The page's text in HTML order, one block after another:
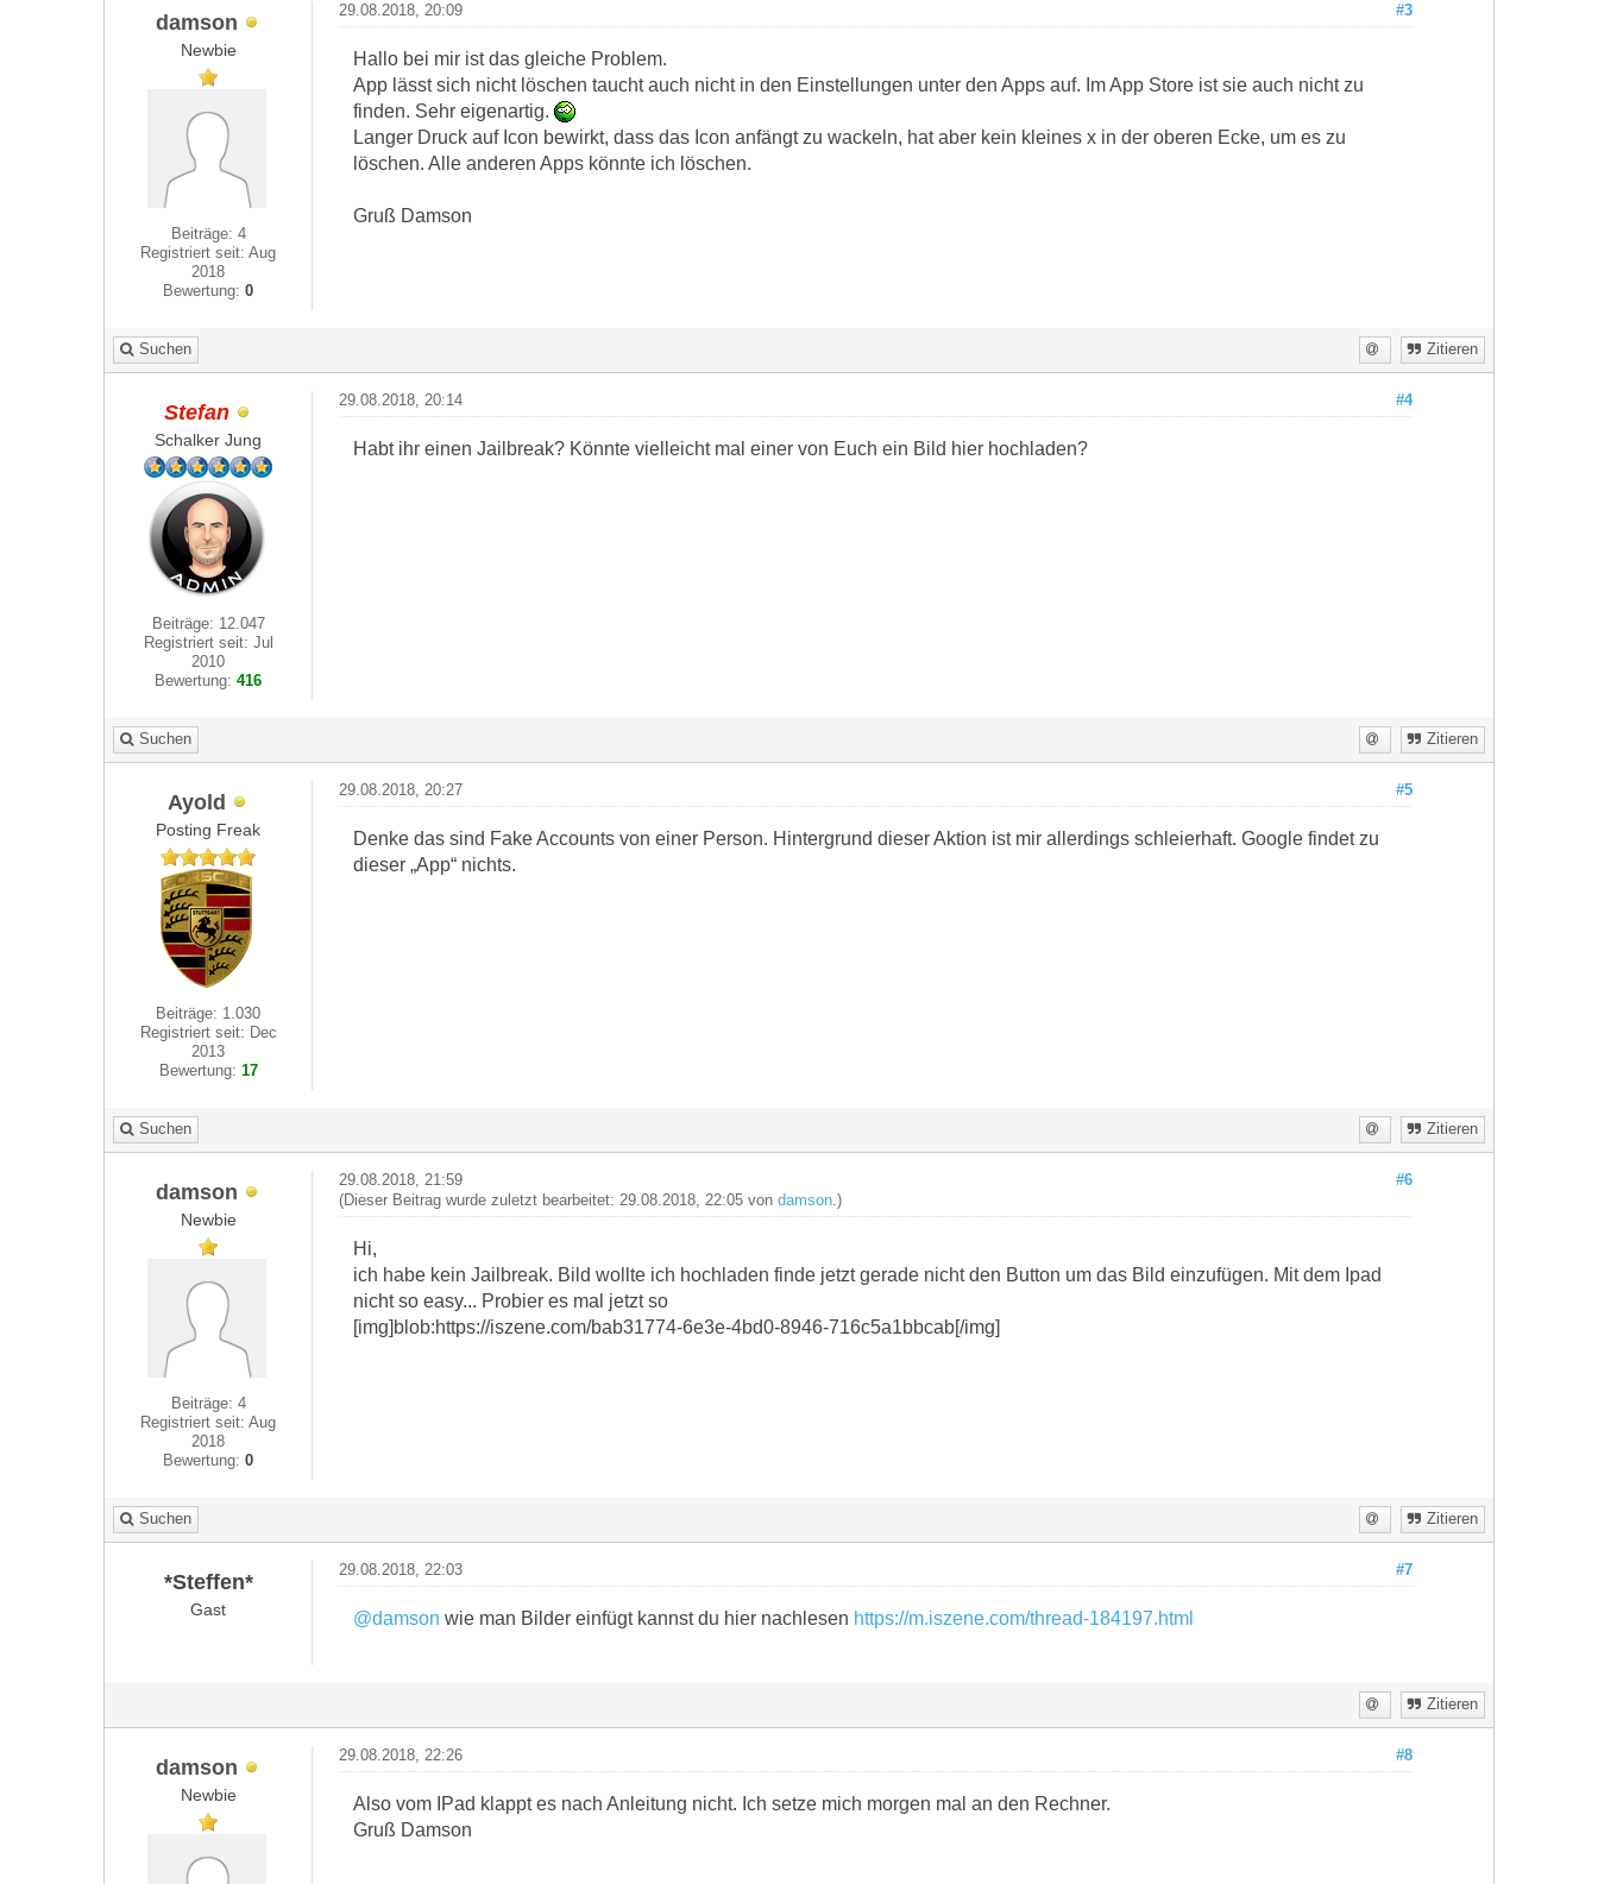
damson
Newbie
Beiträge: 4
Registriert seit: Aug
2018
Bewertung:0
#3
29.08.2018, 20:09
Hallo bei mir ist das gleiche Problem.
App lässt sich nicht löschen taucht auch nicht in den Einstellungen unter den Apps auf. Im App Store ist sie auch nicht zu
finden. Sehr eigenartig.
Langer Druck auf Icon bewirkt, dass das Icon anfängt zu wackeln, hat aber kein kleines x in der oberen Ecke, um es zu
löschen. Alle anderen Apps könnte ich löschen.
Gruß Damson
Suchen Zitieren
Stefan
Schalker Jung
Beiträge: 12.047
Registriert seit: Jul
2010
Bewertung:416
#4
29.08.2018, 20:14
Habt ihr einen Jailbreak? Könnte vielleicht mal einer von Euch ein Bild hier hochladen?
Suchen Zitieren
Ayold
Posting Freak
Beiträge: 1.030
Registriert seit: Dec
2013
Bewertung: 17
#5
29.08.2018, 20:27
Denke das sind Fake Accounts von einer Person. Hintergrund dieser Aktion ist mir allerdings schleierhaft. Google findet zu
dieser „App“ nichts.
Suchen Zitieren
damson
Newbie
Beiträge: 4
Registriert seit: Aug
2018
Bewertung:0
#6
29.08.2018, 21:59
(Dieser Beitrag wurde zuletzt bearbeitet: 29.08.2018, 22:05 von damson.)
Hi,
ich habe kein Jailbreak. Bild wollte ich hochladen finde jetzt gerade nicht den Button um das Bild einzufügen. Mit dem Ipad
nicht so easy... Probier es mal jetzt so
[img]blob:https://iszene.com/bab31774-6e3e-4bd0-8946-716c5a1bbcab[/img]
Suchen Zitieren
*Steffen*
Gast
#7
29.08.2018, 22:03
@damson wie man Bilder einfügt kannst du hier nachlesen https://m.iszene.com/thread-184197.html
Zitieren
damson
Newbie
#8
29.08.2018, 22:26
Also vom IPad klappt es nach Anleitung nicht. Ich setze mich morgen mal an den Rechner.
Gruß Damson